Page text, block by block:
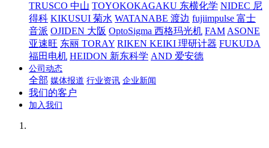
TRUSCO 中山 TOYOKOKAGAKU 东横化学 NIDEC 尼
得科 KIKUSUI 菊水 WATANABE 渡边 fujiimpulse 富士
音派 OJIDEN 大阪 OptoSigma 西格玛光机 FAM ASONE
亚速旺 东丽 TORAY RIKEN KEIKI 理研计器 FUKUDA
福田电机 HEIDON 新东科学 AND 爱安德
公司动态
全部 媒体报道 行业资讯 企业新闻
我们的客户
加入我们